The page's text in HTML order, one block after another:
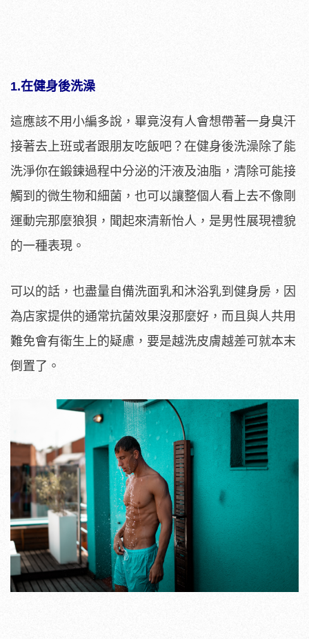
1.在健身後洗澡
這應該不用小編多說，畢竟沒有人會想帶著一身臭汗
接著去上班或者跟朋友吃飯吧？在健身後洗澡除了能
洗淨你在鍛鍊過程中分泌的汗液及油脂，清除可能接
觸到的微生物和細菌，也可以讓整個人看上去不像剛
運動完那麼狼狽，聞起來清新怡人，是男性展現禮貌
的一種表現。
可以的話，也盡量自備洗面乳和沐浴乳到健身房，因
為店家提供的通常抗菌效果沒那麼好，而且與人共用
難免會有衛生上的疑慮，要是越洗皮膚越差可就本末
倒置了。